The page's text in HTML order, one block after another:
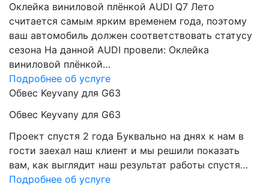
Оклейка виниловой плёнкой AUDI Q7 Лето
считается самым ярким временем года, поэтому
ваш автомобиль должен соответствовать статусу
сезона На данной AUDI провели: Оклейка
виниловой плёнкой…
Подробнее об услуге
Обвес Keyvany для G63
Обвес Keyvany для G63
Проект спустя 2 года Буквально на днях к нам в
гости заехал наш клиент и мы решили показать
вам, как выглядит наш результат работы спустя…
Подробнее об услуге